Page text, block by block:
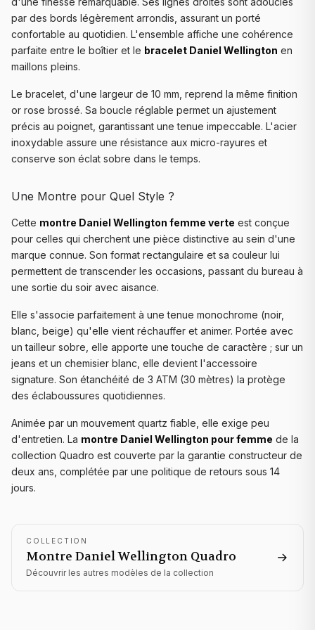
par des bords légèrement arrondis, assurant un porté
confortable au quotidien. L'ensemble affiche une cohérence
parfaite entre le boîtier et le bracelet Daniel Wellington en
maillons pleins.
Le bracelet, d'une largeur de 10 mm, reprend la même finition
or rose brossé. Sa boucle réglable permet un ajustement
précis au poignet, garantissant une tenue impeccable. L'acier
inoxydable assure une résistance aux micro-rayures et
conserve son éclat sobre dans le temps.
Une Montre pour Quel Style ?
Cette montre Daniel Wellington femme verte est conçue
pour celles qui cherchent une pièce distinctive au sein d'une
marque connue. Son format rectangulaire et sa couleur lui
permettent de transcender les occasions, passant du bureau à
une sortie du soir avec aisance.
Elle s'associe parfaitement à une tenue monochrome (noir,
blanc, beige) qu'elle vient réchauffer et animer. Portée avec
un tailleur sobre, elle apporte une touche de caractère ; sur un
jeans et un chemisier blanc, elle devient l'accessoire
signature. Son étanchéité de 3 ATM (30 mètres) la protège
des éclaboussures quotidiennes.
Animée par un mouvement quartz fiable, elle exige peu
d'entretien. La montre Daniel Wellington pour femme de la
collection Quadro est couverte par la garantie constructeur de
deux ans, complétée par une politique de retours sous 14
jours.
COLLECTION
Montre Daniel Wellington Quadro
Découvrir les autres modèles de la collection